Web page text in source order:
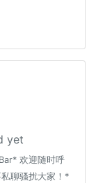
yet
欢迎随时呼
聊骚扰大家！*